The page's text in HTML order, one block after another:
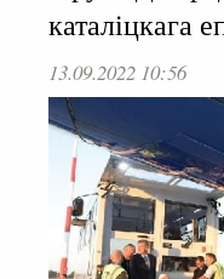
каталіцкага
13.09.2022 10:56